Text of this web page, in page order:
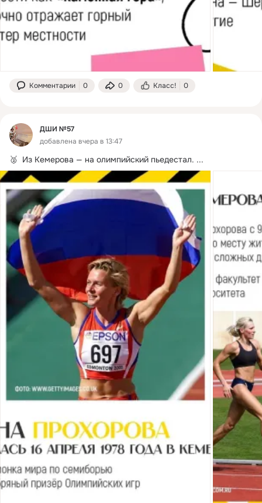
Комментарии 0 0 Класс! 0
ДШИ №57
добавлена вчера в 13:47
🥈  Из Кемерова — на олимпийский пьедестал. ...